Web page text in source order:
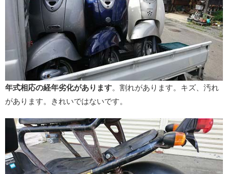
年式相応の経年劣化があります 。割れがあります。キズ、汚れ
があります。きれいではないです。